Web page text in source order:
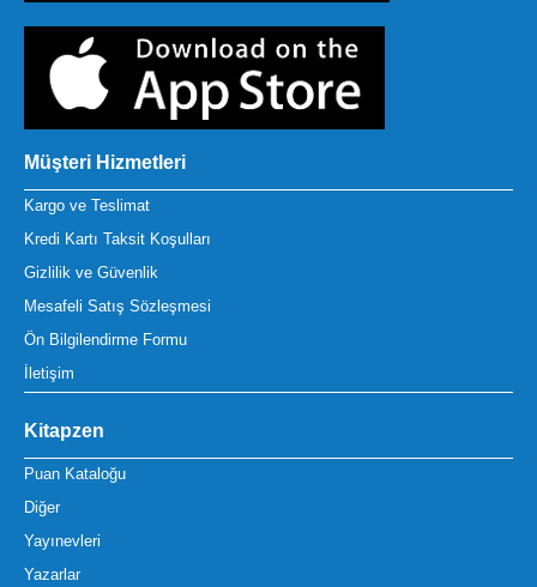
Müşteri Hizmetleri
Kargo ve Teslimat
Kredi Kartı Taksit Koşulları
Gizlilik ve Güvenlik
Mesafeli Satış Sözleşmesi
Ön Bilgilendirme Formu
İletişim
Kitapzen
Puan Kataloğu
Diğer
Yayınevleri
Yazarlar